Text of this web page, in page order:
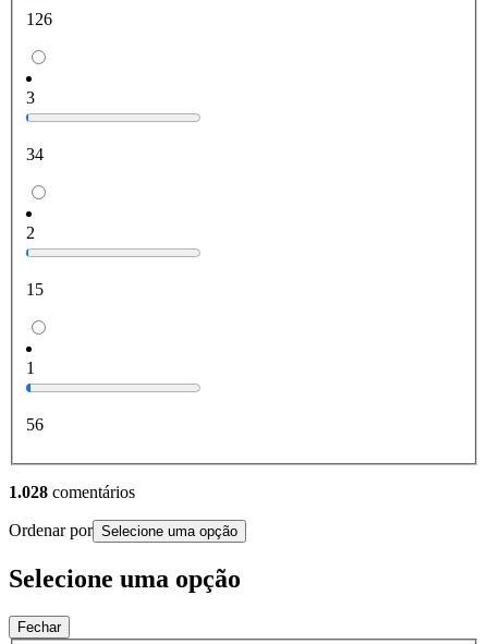
126
3
34
2
15
1
56
1.028 comentários
Ordenar por Selecione uma opção
Selecione uma opção
Fechar